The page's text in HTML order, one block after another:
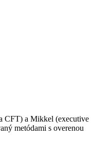
CFT) a Mikkel (executive
metódami s overenou